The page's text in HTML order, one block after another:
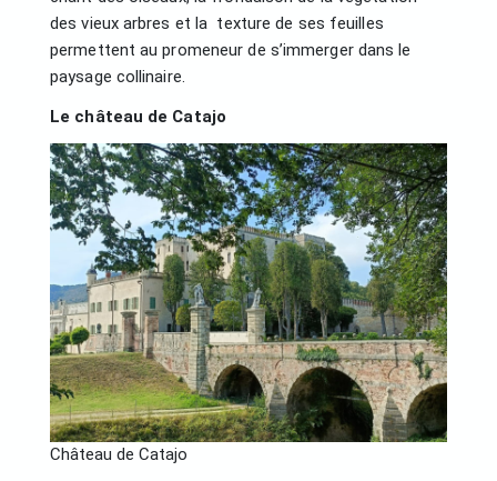
des vieux arbres et la texture de ses feuilles
permettent au promeneur de s’immerger dans le
paysage collinaire.
Le château de Catajo
Château de Catajo